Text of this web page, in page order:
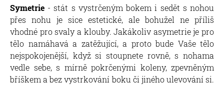
Symetrie - stát s vystrčeným bokem i sedět s nohou
přes nohu je sice estetické, ale bohužel ne příliš
vhodné pro svaly a klouby. Jakákoliv asymetrie je pro
tělo namáhavá a zatěžující, a proto bude Vaše tělo
nejspokojenější, když si stoupnete rovně, s nohama
vedle sebe, s mírně pokrčenými koleny, zpevněným
bříškem a bez vystrkování boku či jiného ulevování si.